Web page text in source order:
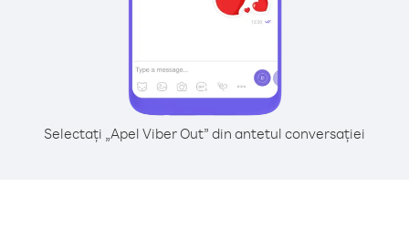
Selectați „Apel Viber Out” din antetul conversației